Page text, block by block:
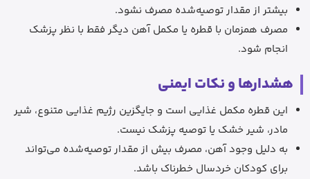
بیشتر از مقدار توصیه‌شده مصرف نشود.
مصرف همزمان با قطره یا مکمل آهن دیگر فقط با نظر پزشک
انجام شود.
هشدارها و نکات ایمنی
این قطره مکمل غذایی است و جایگزین رژیم غذایی متنوع، شیر
مادر، شیر خشک یا توصیه پزشک نیست.
به دلیل وجود آهن، مصرف بیش از مقدار توصیه‌شده می‌تواند
برای کودکان خردسال خطرناک باشد.